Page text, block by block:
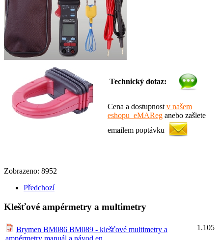
Technický dotaz:
Cena a dostupnostv našem
eshopu eMAReg anebo zašlete
emailem poptávku
Zobrazeno: 8952
Předchozí
Klešťové ampérmetry a multimetry
Brymen BM086 BM089 - klešťové multimetry a
ampérmetry manuál a návod en
1.105